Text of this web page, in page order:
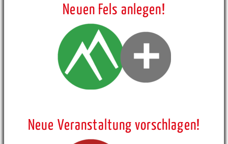
Neuen Fels anlegen!
Neue Veranstaltung vorschlagen!